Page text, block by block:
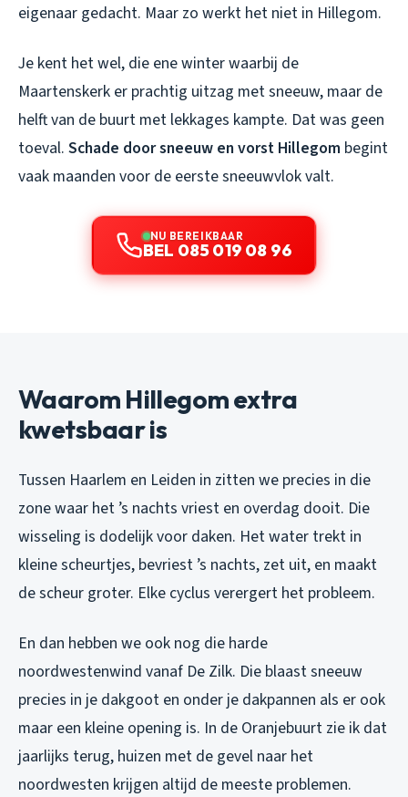
eigenaar gedacht. Maar zo werkt het niet in Hillegom.
Je kent het wel, die ene winter waarbij de
Maartenskerk er prachtig uitzag met sneeuw, maar de
helft van de buurt met lekkages kampte. Dat was geen
toeval. Schade door sneeuw en vorst Hillegom begint
vaak maanden voor de eerste sneeuwvlok valt.
NU BEREIKBAAR
BEL 085 019 08 96
Waarom Hillegom extra
kwetsbaar is
Tussen Haarlem en Leiden in zitten we precies in die
zone waar het ’s nachts vriest en overdag dooit. Die
wisseling is dodelijk voor daken. Het water trekt in
kleine scheurtjes, bevriest ’s nachts, zet uit, en maakt
de scheur groter. Elke cyclus verergert het probleem.
En dan hebben we ook nog die harde
noordwestenwind vanaf De Zilk. Die blaast sneeuw
precies in je dakgoot en onder je dakpannen als er ook
maar een kleine opening is. In de Oranjebuurt zie ik dat
jaarlijks terug, huizen met de gevel naar het
noordwesten krijgen altijd de meeste problemen.